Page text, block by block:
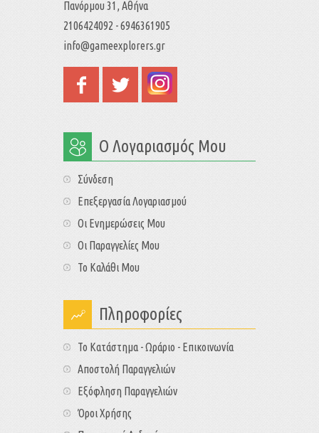
Πανόρμου 31, Αθήνα
2106424092 - 6946361905
info@gameexplorers.gr
Ο Λογαριασμός Μου
Σύνδεση
Επεξεργασία Λογαριασμού
Οι Ενημερώσεις Μου
Οι Παραγγελίες Μου
Το Καλάθι Μου
Πληροφορίες
Το Κατάστημα - Ωράριο - Επικοινωνία
Αποστολή Παραγγελιών
Εξόφληση Παραγγελιών
Όροι Χρήσης